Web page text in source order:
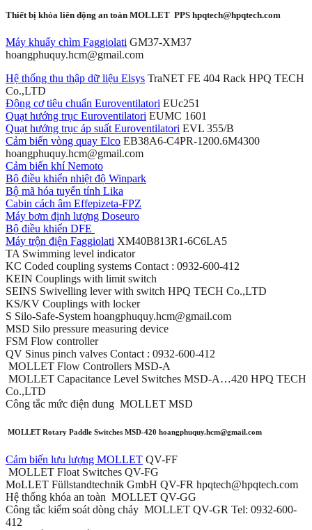
Thiết bị khóa liên động an toàn MOLLET PPS hpqtech@hpqtech.com
Máy khuấy chìm Faggiolati GM37-XM37
hoangphuquy.hcm@gmail.com
Hệ thống thu thập dữ liệu Elsys TraNET FE 404 Rack HPQ TECH
Co.,LTD
Động cơ tiêu chuẩn Euroventilatori EUc251
Quạt hướng trục Euroventilatori EUMC 1601
Quạt hướng trục áp suất Euroventilatori EVL 355/B
Cảm biến vòng quay Elco EB38A6-C4PR-1200.6M4300
hoangphuquy.hcm@gmail.com
Cảm biến khí Nemoto
Bộ điều khiển nhiệt độ Winpark
Bộ mã hóa tuyến tính Lika
Cabin cách âm Effepizeta-FPZ
Máy bơm định lượng Doseuro
Bộ điều khiển DFE
Máy trộn điện Faggiolati XM40B813R1-6C6LA5
TA Swimming level indicator
KC Coded coupling systems Contact : 0932-600-412
KEIN Couplings with limit switch
SEINS Swivelling lever with switch HPQ TECH Co.,LTD
KS/KV Couplings with locker
S Silo-Safe-System hoangphuquy.hcm@gmail.com
MSD Silo pressure measuring device
FSM Flow controller
QV Sinus pinch valves Contact : 0932-600-412
MOLLET Flow Controllers MSD-A
MOLLET Capacitance Level Switches MSD-A…420 HPQ TECH
Co.,LTD
Công tắc mức điện dung MOLLET MSD
MOLLET Rotary Paddle Switches MSD-420 hoangphuquy.hcm@gmail.com
Cảm biến lưu lượng MOLLET QV-FF
MOLLET Float Switches QV-FG
MoLLET Füllstandtechnik GmbH QV-FR hpqtech@hpqtech.com
Hệ thống khóa an toàn MOLLET QV-GG
Công tắc kiểm soát dòng chảy MOLLET QV-GR Tel: 0932-600-
412